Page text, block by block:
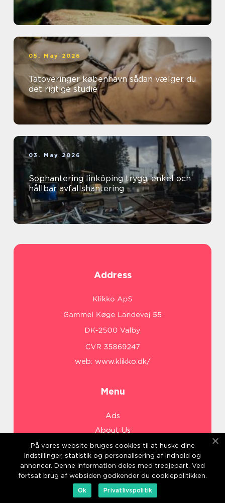
05. May 2026
Tatoveringer københavn sådan vælger du
det rigtige studie
03. May 2026
Sophantering linköping trygg, enkel och
hållbar avfallshantering
Address
web: www.klikko.dk/
Menu
Ads
About Us
Cookies
Contact
Sitemap
På vores website bruges cookies til at huske dine
indstillinger, statistik og personalisering af indhold og
annoncer. Denne information deles med tredjepart. Ved
fortsat brug af websiden godkender du cookiepolitikken.
Ok
Privatlivspolitik